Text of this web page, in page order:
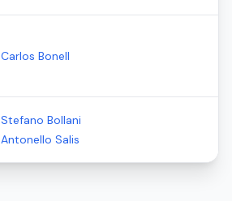
Carlos Bonell
Stefano Bollani
Antonello Salis